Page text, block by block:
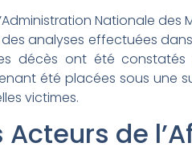
Nationale
analyses effectuées
décès ont été constatés
été placées sous une
victimes.
Acteurs de